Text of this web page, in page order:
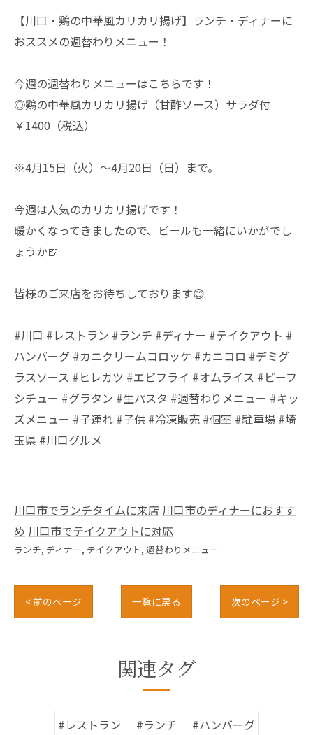
【川口・鶏の中華風カリカリ揚げ】ランチ・ディナーに
おススメの週替わりメニュー！
今週の週替わりメニューはこちらです！
◎鶏の中華風カリカリ揚げ（甘酢ソース）サラダ付
￥1400（税込）
※4月15日（火）～4月20日（日）まで。
今週は人気のカリカリ揚げです！
暖かくなってきましたので、ビールも一緒にいかがでし
ょうか🍺
皆様のご来店をお待ちしております😊
#川口 #レストラン #ランチ #ディナー #テイクアウト #
ハンバーグ #カニクリームコロッケ #カニコロ #デミグ
ラスソース #ヒレカツ #エビフライ #オムライス #ビーフ
シチュー #グラタン #生パスタ #週替わりメニュー #キッ
ズメニュー #子連れ #子供 #冷凍販売 #個室 #駐車場 #埼
玉県 #川口グルメ
川口市でランチタイムに来店 川口市のディナーにおすす
め 川口市でテイクアウトに対応
ランチ ディナー テイクアウト 週替わりメニュー
< 前のページ 一覧に戻る 次のページ >
関連タグ
#レストラン #ランチ #ハンバーグ